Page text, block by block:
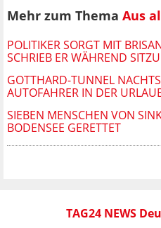
Mehr zum Thema Aus
POLITIKER SORGT MIT
SCHRIEB ER WÄHREND
GOTTHARD-TUNNEL
AUTOFAHRER IN DER
SIEBEN MENSCHEN VON
ODENSEE GERETTET
TAG24 NEWS